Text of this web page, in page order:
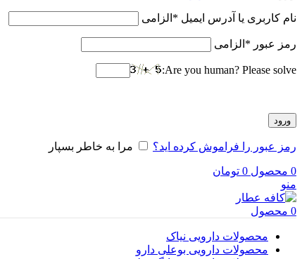
نام کاربری یا آدرس ایمیل * الزامی
رمز عبور * الزامی
Are you human? Please solve:
ورود
رمز عبور را فراموش کرده اید؟ مرا به خاطر بسپار
0 محصول 0 تومان
منو
0 محصول
محصولات دارویی نیاک
محصولات دارویی بوعلی دارو